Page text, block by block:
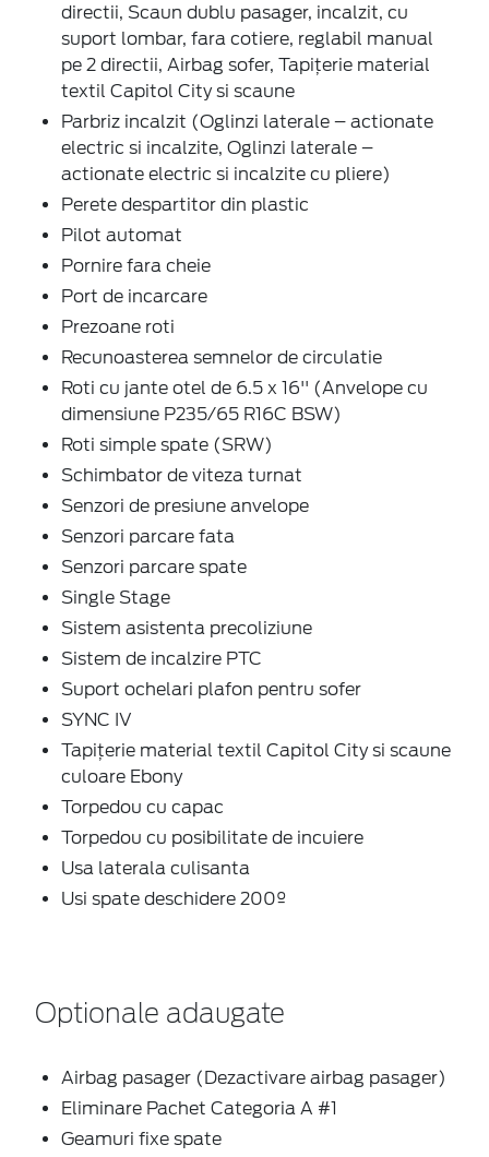
directii, Scaun dublu pasager, incalzit, cu
suport lombar, fara cotiere, reglabil manual
pe 2 directii, Airbag sofer, Tapițerie material
textil Capitol City si scaune
Parbriz incalzit (Oglinzi laterale – actionate
electric si incalzite, Oglinzi laterale –
actionate electric si incalzite cu pliere)
Perete despartitor din plastic
Pilot automat
Pornire fara cheie
Port de incarcare
Prezoane roti
Recunoasterea semnelor de circulatie
Roti cu jante otel de 6.5 x 16'' (Anvelope cu
dimensiune P235/65 R16C BSW)
Roti simple spate (SRW)
Schimbator de viteza turnat
Senzori de presiune anvelope
Senzori parcare fata
Senzori parcare spate
Single Stage
Sistem asistenta precoliziune
Sistem de incalzire PTC
Suport ochelari plafon pentru sofer
SYNC IV
Tapițerie material textil Capitol City si scaune
culoare Ebony
Torpedou cu capac
Torpedou cu posibilitate de incuiere
Usa laterala culisanta
Usi spate deschidere 200º
Optionale adaugate
Airbag pasager (Dezactivare airbag pasager)
Eliminare Pachet Categoria A #1
Geamuri fixe spate